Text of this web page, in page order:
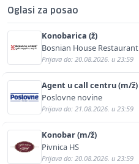
Oglasi za posao
Konobarica (ž)
Bosnian House Restaurant
Prijava do: 20.08.2026. u 23:59
Agent u call centru (m/ž)
Poslovne novine
Prijava do: 21.08.2026. u 23:59
Konobar (m/ž)
Pivnica HS
Prijava do: 20.08.2026. u 23:59